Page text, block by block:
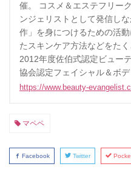
催。 コスメ＆エステフリー
ンジェリストとして発信し
作」を身につけるための活
たスキンケア方法などをた
2012年度佐伯式認定ビュー
協会認定フェイシャル＆ボデ
https://www.beauty-
マペペ
Facebook Twitter